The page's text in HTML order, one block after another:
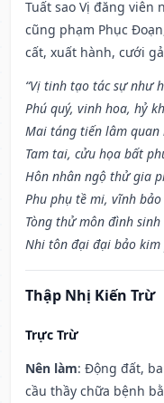
Tuất sao Vị đăng viên
cũng phạm Phục
cất, xuất hành, cưới
“Vị tinh tạo tác sự như
Phú quý, vinh hoa, hỷ
Mai táng tiến lâm quan
Tam tai, cửu họa bất
Hôn nhân ngộ thử gia
Phu phụ tề mi, vĩnh bảo
Tòng thử môn đình sinh
Nhi tôn đại đại bảo kim
Thập Nhị Kiến Trừ
Trực Trừ
Nên làm: Động đất,
cầu thầy chữa bệnh